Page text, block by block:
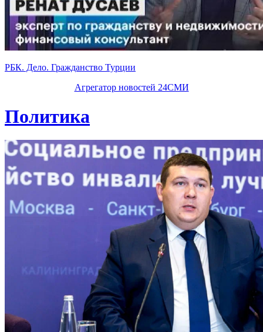
РБК. Дело. Гражданство Турции
Агрегатор новостей 24СМИ
Политика